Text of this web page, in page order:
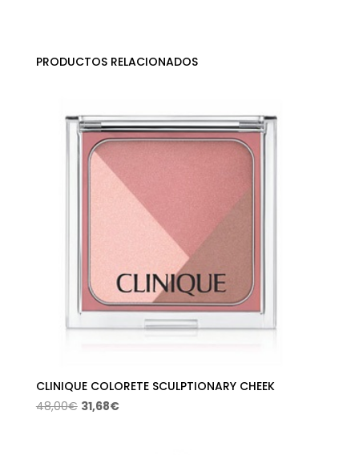
PRODUCTOS RELACIONADOS
CLINIQUE COLORETE SCULPTIONARY CHEEK
48,00€ El
31,68€El